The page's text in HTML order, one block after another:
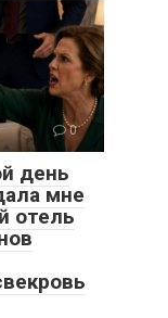
0
день
мне
отель